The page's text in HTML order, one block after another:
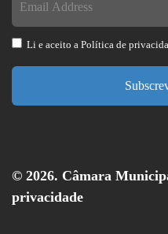
Li e aceito a Política de
© 2026. Câmara
privacidade